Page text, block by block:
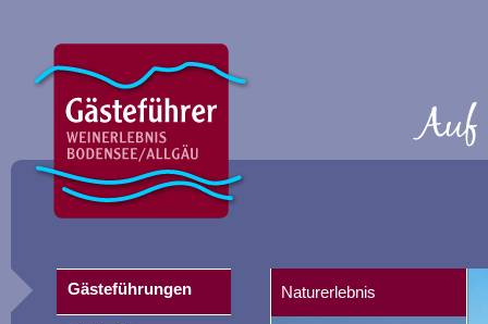
Naturerlebnis
Gästeführungen